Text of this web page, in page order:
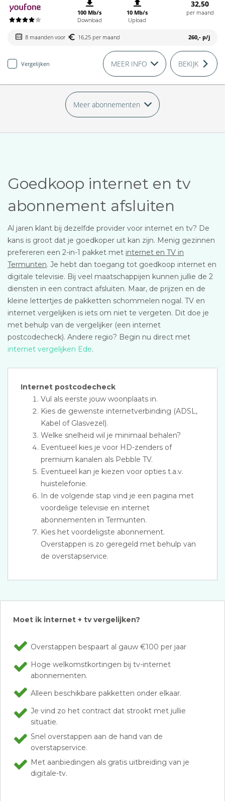
100 Mb/s
Download
10 Mb/s
Upload
32,50
per maand
8 maanden voor 16,25 per maand 260,- p/j
Vergelijken MEER INFO BEKIJK
Meer abonnementen
Goedkoop internet en tv
abonnement afsluiten
Al jaren klant bij dezelfde provider voor internet en tv? De
kans is groot dat je goedkoper uit kan zijn. Menig gezinnen
prefereren een 2-in-1 pakket met internet en TV in
Termunten. Je hebt dan toegang tot goedkoop internet en
digitale televisie. Bij veel maatschappijen kunnen jullie de 2
diensten in een contract afsluiten. Maar, de prijzen en de
kleine lettertjes de pakketten schommelen nogal. TV en
internet vergelijken is iets om niet te vergeten. Dit doe je
met behulp van de vergelijker (een internet
postcodecheck). Andere regio? Begin nu direct met
internet vergelijken Ede.
Internet postcodecheck
Vul als eerste jouw woonplaats in.
Kies de gewenste internetverbinding (ADSL,
Kabel of Glasvezel).
Welke snelheid wil je minimaal behalen?
Eventueel kies je voor HD-zenders of
premium kanalen als Pebble TV.
Eventueel kan je kiezen voor opties t.a.v.
huistelefonie.
In de volgende stap vind je een pagina met
voordelige televisie en internet
abonnementen in Termunten.
Kies het voordeligste abonnement.
Overstappen is zo geregeld met behulp van
de overstapservice.
Moet ik internet + tv vergelijken?
Overstappen bespaart al gauw €100 per jaar
Hoge welkomstkortingen bij tv-internet
abonnementen.
Alleen beschikbare pakketten onder elkaar.
Je vind zo het contract dat strookt met jullie
situatie.
Snel overstappen aan de hand van de
overstapservice.
Met aanbiedingen als gratis uitbreiding van je
digitale-tv.